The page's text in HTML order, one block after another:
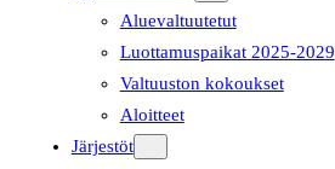
Aluevaltuutetut
Luottamuspaikat 2025-2029
Valtuuston kokoukset
Aloitteet
Järjestöt